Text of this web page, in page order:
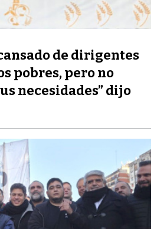
de dirigentes
pobres, pero no
necesidades” dijo